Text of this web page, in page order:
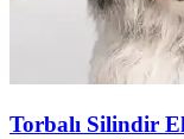
Torbalı Silindir